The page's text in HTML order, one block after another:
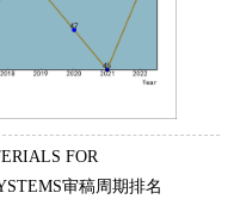
FOR
审稿周期排名